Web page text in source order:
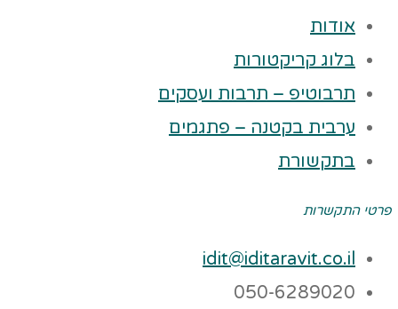
אודות
בלוג קריקטורות
תרבוטיפ – תרבות ועסקים
ערבית בקטנה – פתגמים
בתקשורת
פרטי התקשרות
idit@iditaravit.co.il
050-6289020